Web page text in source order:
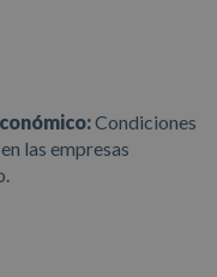
Condiciones
las empresas